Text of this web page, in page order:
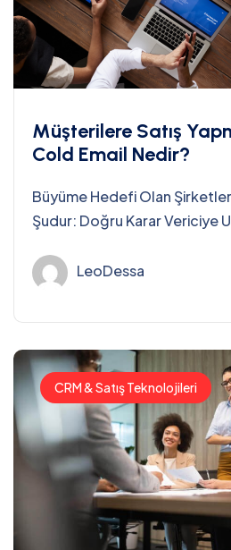
Müşterilere Satış
Cold Email Nedir?
Büyüme Hedefi Olan
Şudur: Doğru Karar Vericiye
LeoDessa
CRM & Satış Teknolojileri